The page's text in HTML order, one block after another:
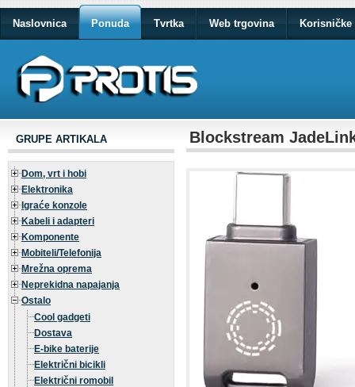
Naslovnica Ponuda Tvrtka Web trgovina Korisničke
GRUPE ARTIKALA
Dom, vrt i hobi
Elektronika
Igraće konzole
Kabeli i adapteri
Komponente
Mobiteli/Telefonija
Mrežna oprema
Neprekidna napajanja
Ostalo
Cool gadgeti
Dostava
E-bike baterije
Električni bicikli
Električni romobil
Blockstream